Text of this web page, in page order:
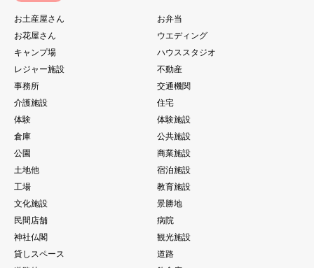
お土産屋さん
お弁当
お花屋さん
ウエディング
キャンプ場
ハウススタジオ
レジャー施設
不動産
事務所
交通機関
介護施設
住宅
体験
体験施設
倉庫
公共施設
公園
商業施設
土地他
宿泊施設
工場
教育施設
文化施設
景勝地
民間店舗
病院
神社仏閣
観光施設
貸しスペース
道路